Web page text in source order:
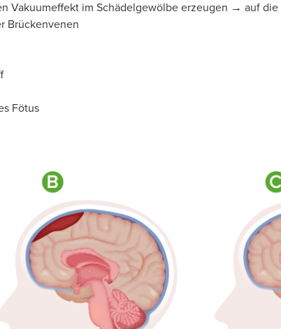
Vakuumeffekt im Schädelgewölbe erzeugen → auf
Brückenvenen
Fötus